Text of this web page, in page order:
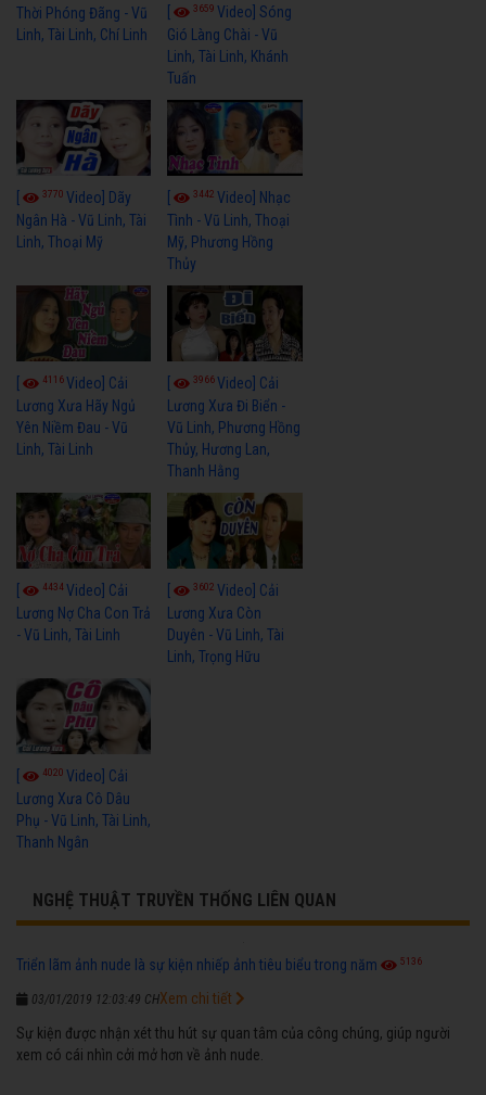
Thời Phóng Đãng - Vũ
Linh, Tài Linh, Chí Linh
3659Video] Sóng
Gió Làng Chài - Vũ
Linh, Tài Linh, Khánh
Tuấn
3770 Video] Dãy
Ngân Hà - Vũ Linh, Tài
Linh, Thoại Mỹ
3442Video] Nhạc
Tình - Vũ Linh, Thoại
Mỹ, Phương Hồng
Thủy
4116Video] Cải
Lương Xưa Hãy Ngủ
Yên Niềm Đau - Vũ
Linh, Tài Linh
3966Video] Cải
Lương Xưa Đi Biển -
Vũ Linh, Phương Hồng
Thủy, Hương Lan,
Thanh Hằng
4434Video] Cải
Lương Nợ Cha Con Trả
- Vũ Linh, Tài Linh
3602Video] Cải
Lương Xưa Còn
Duyên - Vũ Linh, Tài
Linh, Trọng Hữu
[ 4020 Video] Cải
Lương Xưa Cô Dâu
Phụ - Vũ Linh, Tài Linh,
Thanh Ngân
NGHỆ THUẬT TRUYỀN THỐNG LIÊN QUAN
Triển lãm ảnh nude là sự kiện nhiếp ảnh tiêu biểu trong năm 5136
03/01/2019 12:03:49 CH
Sự kiện được nhận xét thu hút sự quan tâm của công chúng, giúp người
xem có cái nhìn cởi mở hơn về ảnh nude.
Xem chi tiết